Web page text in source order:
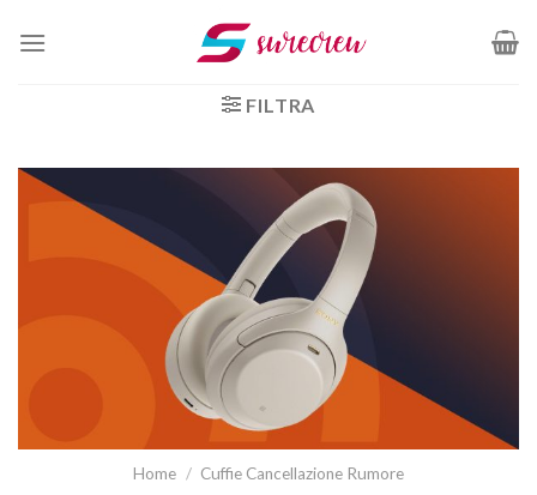
FILTRA
Home / Cuffie Cancellazione Rumore